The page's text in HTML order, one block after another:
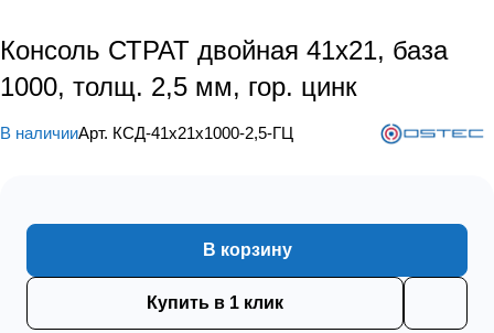
Консоль СТРАТ двойная 41х21, база
1000, толщ. 2,5 мм, гор. цинк
В наличииАрт. КСД-41х21х1000-2,5-ГЦ
В корзину
Купить в 1 клик